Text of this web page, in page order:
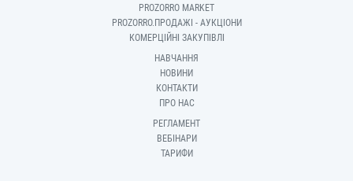
PROZORRO MARKET
PROZORRO.ПРОДАЖІ - АУКЦІОНИ
КОМЕРЦІЙНІ ЗАКУПІВЛІ
НАВЧАННЯ
НОВИНИ
КОНТАКТИ
ПРО НАС
РЕГЛАМЕНТ
ВЕБІНАРИ
ТАРИФИ